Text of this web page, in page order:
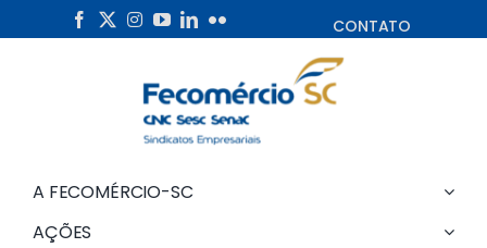
to
CONTATO
A FECOMÉRCIO-SC
AÇÕES